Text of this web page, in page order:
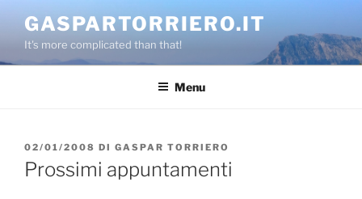
contenuto
GASPARTORRIERO.IT
It's more complicated than that!
Menu
PUBBLICATO
IL
02/01/2008 DI GASPAR TORRIERO
Prossimi appuntamenti